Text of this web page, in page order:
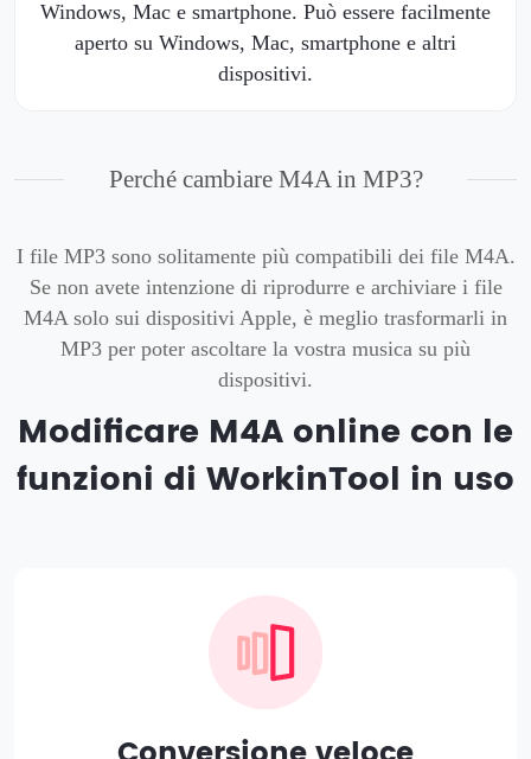
Windows, Mac e smartphone. Può essere facilmente
aperto su Windows, Mac, smartphone e altri
dispositivi.
Perché cambiare M4A in MP3?
I file MP3 sono solitamente più compatibili dei file M4A.
Se non avete intenzione di riprodurre e archiviare i file
M4A solo sui dispositivi Apple, è meglio trasformarli in
MP3 per poter ascoltare la vostra musica su più
dispositivi.
Modificare M4A online con le
funzioni di WorkinTool in uso